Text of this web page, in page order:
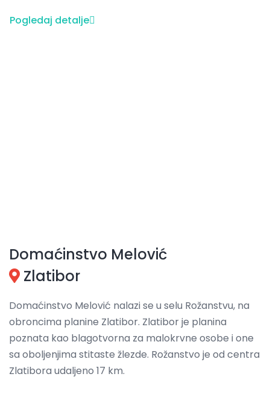
Pogledaj detalje
Domaćinstvo Melović
Zlatibor
Domaćinstvo Melović nalazi se u selu Rožanstvu, na
obroncima planine Zlatibor. Zlatibor je planina
poznata kao blagotvorna za malokrvne osobe i one
sa oboljenjima stitaste žlezde. Rožanstvo je od centra
Zlatibora udaljeno 17 km.